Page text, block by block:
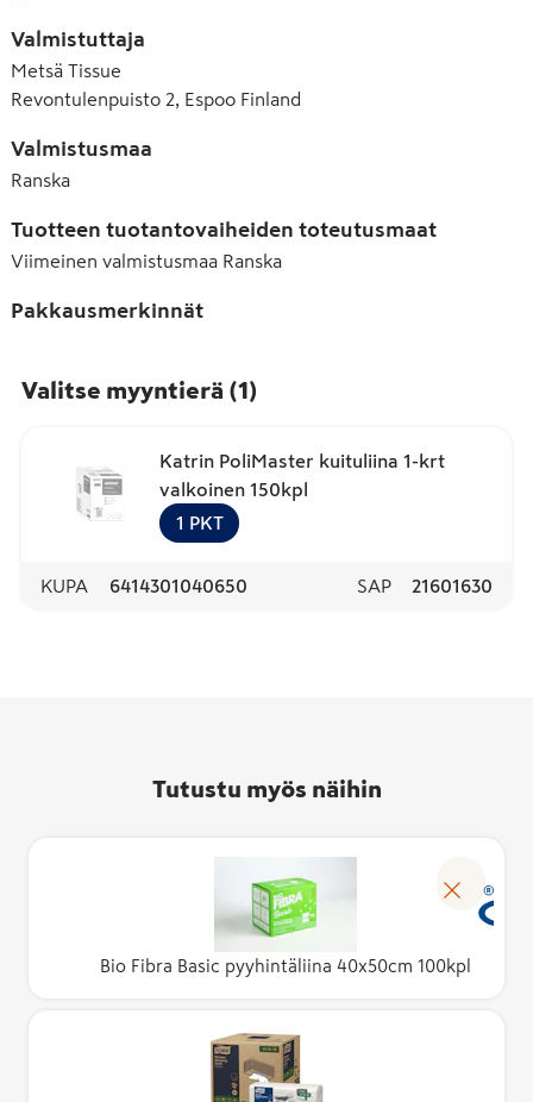
Valmistuttaja
Metsä Tissue
Revontulenpuisto 2, Espoo Finland
Valmistusmaa
Ranska
Tuotteen tuotantovaiheiden toteutusmaat
Viimeinen valmistusmaa Ranska
Pakkausmerkinnät
Valitse myyntierä (1)
Katrin PoliMaster kuituliina 1-krt
valkoinen 150kpl
1 PKT
KUPA 6414301040650 SAP 21601630
Tutustu myös näihin
Bio Fibra Basic pyyhintäliina 40x50cm 100kpl